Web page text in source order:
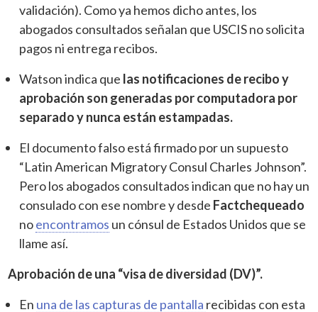
validación). Como ya hemos dicho antes, los
abogados consultados señalan que USCIS no solicita
pagos ni entrega recibos.
Watson indica que las notificaciones de recibo y
aprobación son generadas por computadora por
separado y nunca están estampadas.
El documento falso está firmado por un supuesto
“Latin American Migratory Consul Charles Johnson”.
Pero los abogados consultados indican que no hay un
consulado con ese nombre y desde Factchequeado
noencontramos un cónsul de Estados Unidos que se
llame así.
Aprobación de una “visa de diversidad (DV)”.
En una de las capturas de pantalla recibidas con esta